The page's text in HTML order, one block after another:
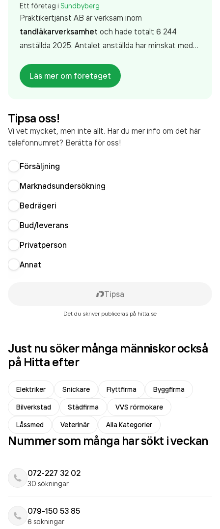
Ett företag i Sundbyberg
Praktikertjänst AB är verksam inom
tandläkarverksamhet och hade totalt 6 244
anställda 2025. Antalet anställda har minskat med
personer på företaget. Bolaget är ett aktiebolag
som varit aktivt sedan 1972. Praktikertjänst AB
räkenskapsåret (2025).
Läs mer om företaget
Tipsa oss!
Vi vet mycket, men inte allt. Har du mer info om det här
telefonnumret? Berätta för oss!
Försäljning
Marknadsundersökning
Bedrägeri
Bud/leverans
Privatperson
Annat
Tipsa
Det du skriver publiceras på hitta.se
Just nu söker många människor också
på Hitta efter
Elektriker Snickare Flyttfirma
Byggfirma
Bilverkstad
Städfirma
VVS rörmokare
Låssmed
Veterinär Alla Kategorier
Nummer som många har sökt i veckan
072-227 32 02
30 sökningar
079-150 53 85
6 sökningar